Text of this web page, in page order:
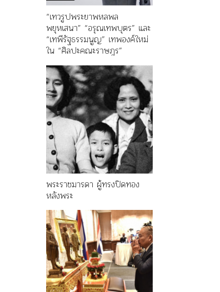
“เทวรูปพระยาพหลพล
พยุหเสนา” “อรุณเทพบุตร” และ
“เทพีรัฐธรรมนูญ” เทพองค์ใหม่
ใน “ศิลปะคณะราษฎร”
พระราชมารดา ผู้ทรงปิดทอง
หลังพระ